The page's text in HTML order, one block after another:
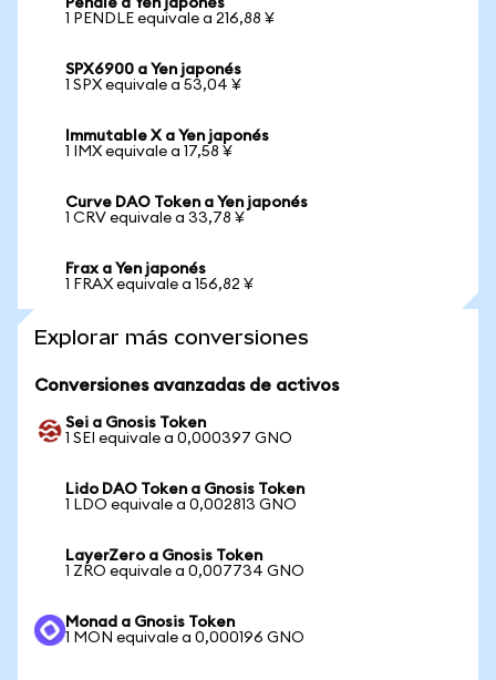
Pendle a Yen japonés
1 PENDLE equivale a 216,88 ¥
SPX6900 a Yen japonés
1 SPX equivale a 53,04 ¥
Immutable X a Yen japonés
1 IMX equivale a 17,58 ¥
Curve DAO Token a Yen japonés
1 CRV equivale a 33,78 ¥
Frax a Yen japonés
1 FRAX equivale a 156,82 ¥
Explorar más conversiones
Conversiones avanzadas de activos
Sei a Gnosis Token
1 SEI equivale a 0,000397 GNO
Lido DAO Token a Gnosis Token
1 LDO equivale a 0,002813 GNO
LayerZero a Gnosis Token
1 ZRO equivale a 0,007734 GNO
Monad a Gnosis Token
1 MON equivale a 0,000196 GNO